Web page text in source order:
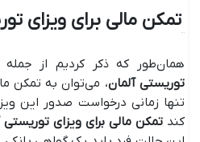
تمکن مالی برای ویزای
همان‌طور که ذکر کردیم از
توریستی آلمان، می‌توان به تمکن
تنها زمانی درخواست صدور این
کند تمکن مالی برای ویزای توریستی